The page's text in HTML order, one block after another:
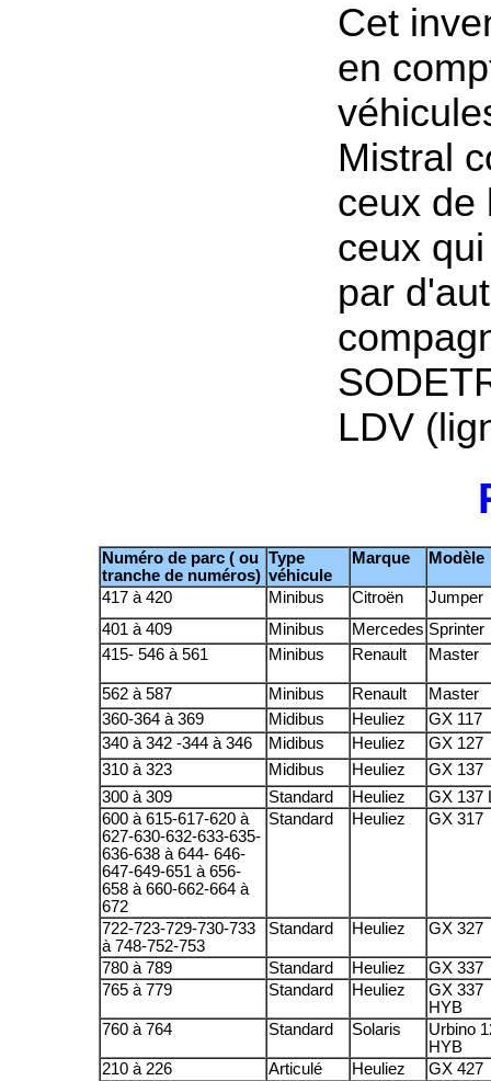
Cet
en
Mistral
ceux de
ceux
par
LDV
Numéro de parc ( ou
tranche de numéros)
Type
véhicule
Marque Modèle
417 à 420 Minibus Citroën
Jumper
401 à 409
Minibus Mercedes Sprinter
415- 546 à 561
Minibus Renault Master
562 à 587 Minibus Renault
Master
360-364 à 369
Midibus Heuliez
GX 117
340 à 342 -344 à 346
Midibus Heuliez
GX 127
310 à 323
Midibus Heuliez
GX 137
300 à 309
Standard Heuliez
GX 137
600 à 615-617-620 à
627-630-632-633-635-
636-638 à 644- 646-
647-649-651 à 656-
658 à 660-662-664 à
672
Standard Heuliez GX 317
722-723-729-730-733
à 748-752-753
Standard Heuliez GX 327
780 à 789 Standard Heuliez
GX 337
765 à 779
Standard Heuliez
GX 337
HYB
760 à 764
Standard Solaris
Urbino
HYB
210 à 226
Articulé Heuliez
GX 427